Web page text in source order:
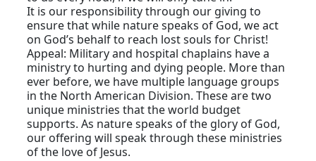
It is our responsibility through our giving to
ensure that while nature speaks of God, we act
on God’s behalf to reach lost souls for Christ!
Appeal: Military and hospital chaplains have a
ministry to hurting and dying people. More than
ever before, we have multiple language groups
in the North American Division. These are two
unique ministries that the world budget
supports. As nature speaks of the glory of God,
our offering will speak through these ministries
of the love of Jesus.